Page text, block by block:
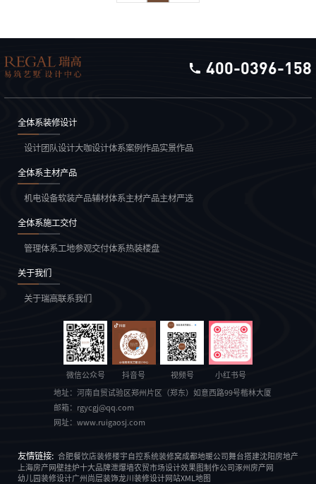
400-0396-158
全体系装修设计
设计团队设计大咖设计体系案例作品实景作品
全体系主材产品
机电设备软装产品辅材体系主材产品主材严选
全体系施工交付
管理体系工地参观交付体系热装楼盘
关于我们
关于瑞高联系我们
微信公众号 抖音号 视频号 小红书号
地址： 河南自贸试验区郑州片区（郑东）如意西路99号楷林大厦
邮箱：
rgycgj@qq.com
网址： www.ruigaosj.com
友情链接: 合肥餐饮店装修楼宇自控系统装修窝成都地暖公司舞台搭建沈阳房地产
上海房产网壁挂炉十大品牌泄爆墙农贸市场设计效果图制作公司涿州房产网
幼儿园装修设计广州尚层装饰龙川装修设计网站XML地图